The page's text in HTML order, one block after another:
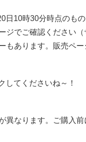
日10時30分時点のも
ジでご確認ください
もあります。販売ペ
してくださいね～！
なります。ご購入前